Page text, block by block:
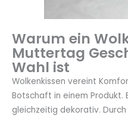
Warum ein
Muttertag
Wahl ist
Wolkenkissen vereint
Botschaft in einem Produkt.
gleichzeitig dekorativ.